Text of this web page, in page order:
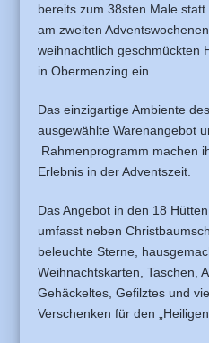
bereits zum 38sten Male
am zweiten
weihnachtlich geschmückten
in Obermenzing ein.
Das einzigartige Ambiente
ausgewählte Warenangebot
Rahmenprogramm machen
Erlebnis in der Adventszeit.
Das Angebot in den 18
umfasst neben
beleuchte Sterne,
Weihnachtskarten, Taschen,
Gehäckeltes, Gefilztes und
Verschenken für den „Heiligen